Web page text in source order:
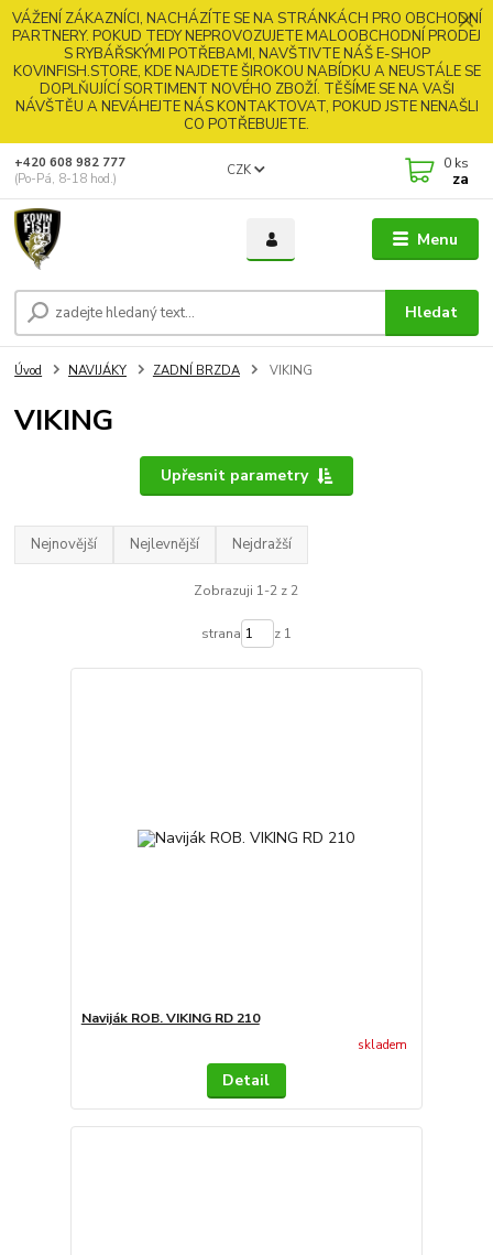
VÁŽENÍ ZÁKAZNÍCI, NACHÁZÍTE SE NA STRÁNKÁCH PRO OBCHODNÍ
PARTNERY. POKUD TEDY NEPROVOZUJETE MALOOBCHODNÍ PRODEJ
S RYBÁŘSKÝMI POTŘEBAMI, NAVŠTIVTE NÁŠ E-SHOP
KOVINFISH.STORE, KDE NAJDETE ŠIROKOU NABÍDKU A NEUSTÁLE SE
DOPLŇUJÍCÍ SORTIMENT NOVÉHO ZBOŽÍ. TĚŠÍME SE NA VAŠI
NÁVŠTĚU A NEVÁHEJTE NÁS KONTAKTOVAT, POKUD JSTE NENAŠLI
CO POTŘEBUJETE.
Menu
CZK
Hledat
+420 608 982 777
(Po-Pá, 8-18 hod.)
0 ks
za
Úvod NAVIJÁKY ZADNÍ BRZDA VIKING
VIKING
Upřesnit parametry
Nejnovější Nejlevnější Nejdražší
Zobrazuji 1-2 z 2
strana z 1
Naviják ROB. VIKING RD 210
skladem
Detail